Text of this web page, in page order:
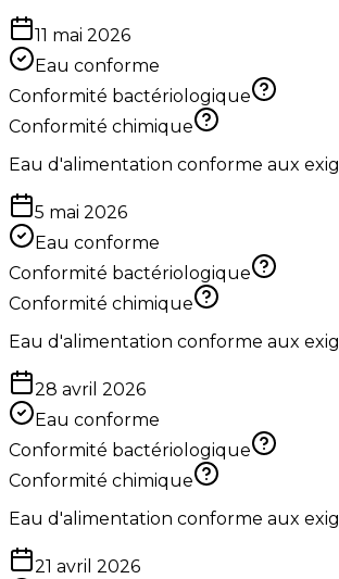
11 mai 2026
Eau conforme
Conformité bactériologique
Conformité chimique
Eau d'alimentation conforme aux
5 mai 2026
Eau conforme
Conformité bactériologique
Conformité chimique
Eau d'alimentation conforme aux
28 avril 2026
Eau conforme
Conformité bactériologique
Conformité chimique
Eau d'alimentation conforme aux
21 avril 2026